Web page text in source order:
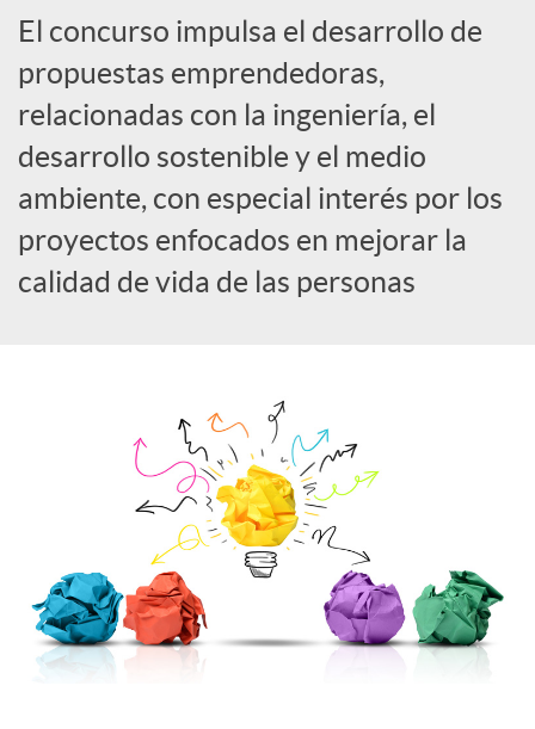
S
o
c
i
s
El concurso impulsa el desarrollo de
propuestas emprendedoras,
relacionadas con la ingeniería, el
desarrollo sostenible y el medio
ambiente, con especial interés por los
proyectos enfocados en mejorar la
calidad de vida de las personas